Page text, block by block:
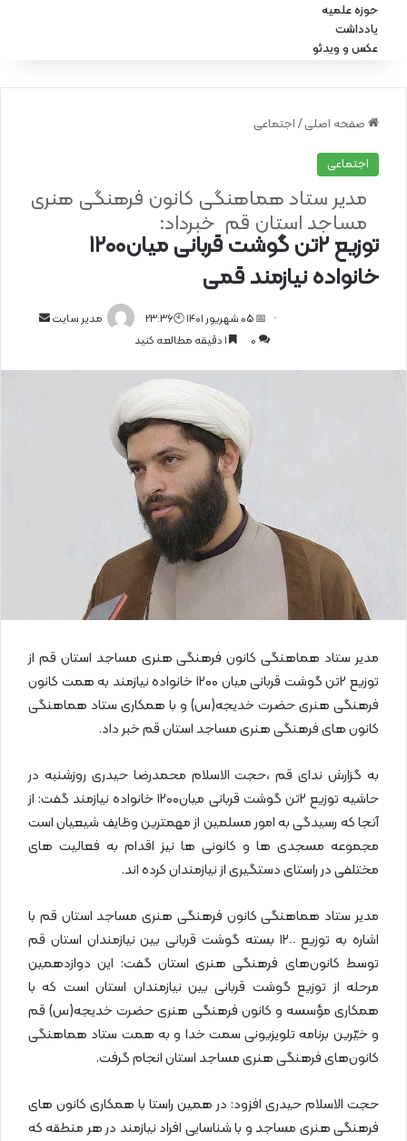
حوزه علمیه
یادداشت
عکس و ویدئو
صفحه اصلی / اجتماعی
اجتماعی
توزیع ۲تن گوشت قربانی میان۱۲۰۰
خانواده نیازمند قمی
مدیر ستاد هماهنگی کانون فرهنگی هنری
مساجد استان قم خبرداد:
مدیر سایت
📅 05 شهریور 1401 🕙23:36
0
مدیر ستاد هماهنگی کانون فرهنگی هنری مساجد استان قم از
توزیع ۲تن گوشت قربانی میان ۱۲۰۰ خانواده نیازمند به همت کانون
فرهنگی هنری حضرت خدیجه(س) و با همکاری ستاد هماهنگی
کانون های فرهنگی هنری مساجد استان قم خبر داد.
به گزارش ندای قم ،حجت الاسلام محمدرضا حیدری روزشنبه در
حاشیه توزیع ۲تن گوشت قربانی میان۱۲۰۰ خانواده نیازمند گفت: از
آنجا که رسیدگی به امور مسلمین از مهمترین وظایف شیعیان است
مجموعه مسجدی ها و کانونی ها نیز اقدام به فعالیت های
مختلفی در راستای دستگیری از نیازمندان کرده اند.
مدیر ستاد هماهنگی کانون فرهنگی هنری مساجد استان قم با
اشاره به توزیع ١٢٠٠ بسته گوشت قربانی بین نیازمندان استان قم
توسط کانون‌های فرهنگی هنری استان گفت: این دوازدهمین
مرحله از توزیع گوشت قربانی بین نیازمندان استان است که با
همکاری مؤسسه و کانون فرهنگی هنری حضرت خدیجه(س) قم
و خیّرین برنامه تلویزیونی سمت خدا و به همت ستاد هماهنگی
کانون‌های فرهنگی هنری مساجد استان انجام گرفت.
حجت الاسلام حیدری افزود: در همین راستا با همکاری کانون های
فرهنگی هنری مساجد و با شناسایی افراد نیازمند در هر منطقه که